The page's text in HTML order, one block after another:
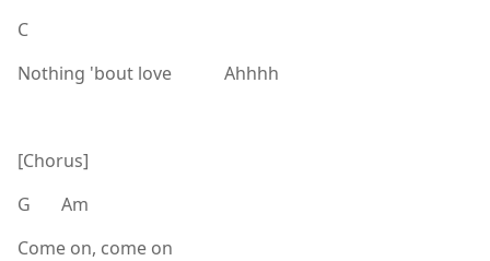
C
Nothing 'bout love Ahhhh
[Chorus]
G Am
Come on, come on